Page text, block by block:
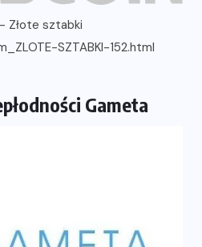
Złote sztabki
SZTABKI-152.html
Gameta